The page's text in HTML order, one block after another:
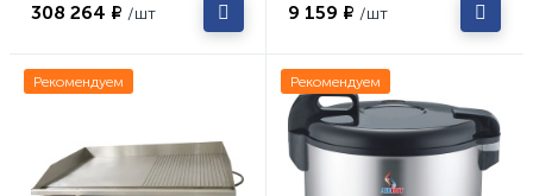
308 264 ₽ /шт 9 159 ₽ /шт
Рекомендуем Рекомендуем